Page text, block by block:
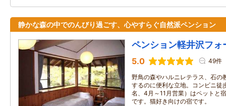
静かな森の中でのんびり過ごす、心やすらぐ自然派ペンション
ペンション軽井沢フォ
5.0 49件
野鳥の森やハルニレテラス、石の
するのに便利な立地。コンビニ徒
名、4月～11月営業）はペットと
です。猫好き向けの宿です。